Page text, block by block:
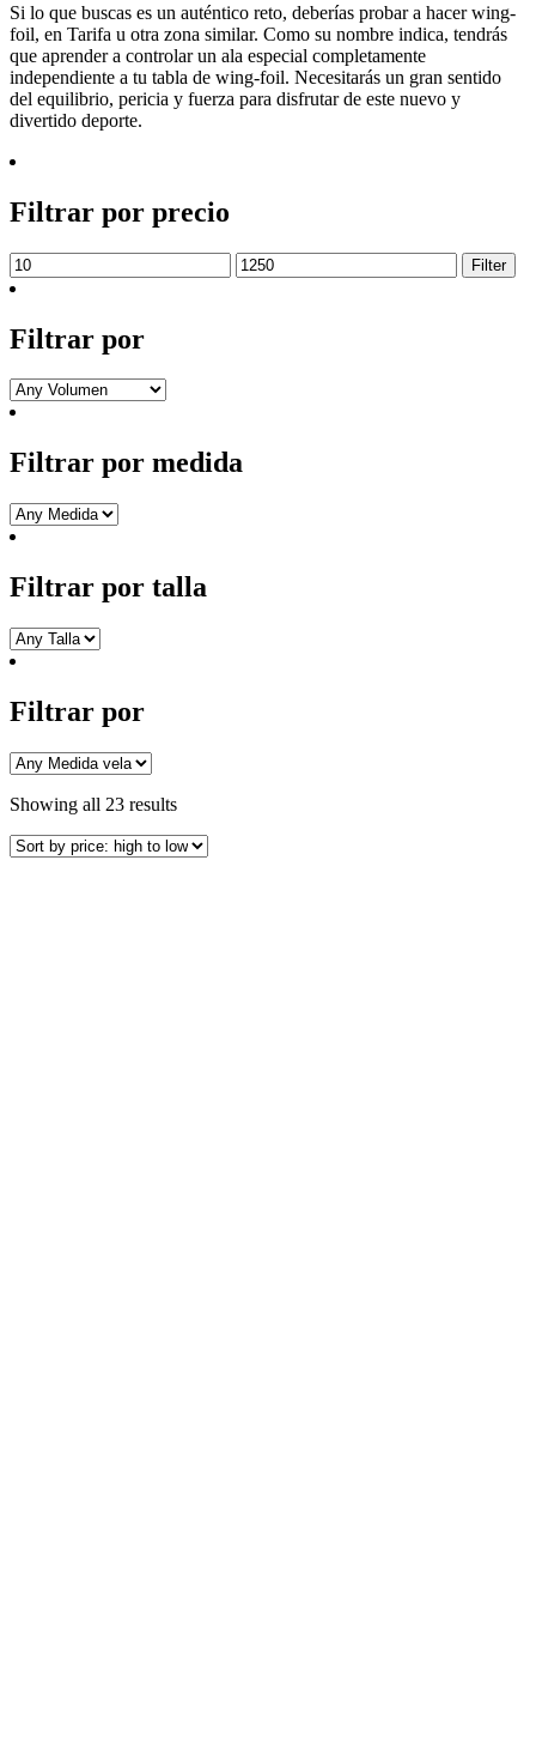
Si lo que buscas es un auténtico reto, deberías probar a hacer wing-
foil, en Tarifa u otra zona similar. Como su nombre indica, tendrás
que aprender a controlar un ala especial completamente
independiente a tu tabla de wing-foil. Necesitarás un gran sentido
del equilibrio, pericia y fuerza para disfrutar de este nuevo y
divertido deporte.
Filtrar por precio
Min
price
Max
price
Filter
Filtrar por
Filtrar por medida
Filtrar por talla
Filtrar por
Showing all 23 results